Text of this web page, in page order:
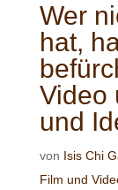
Wer
hat,
Video
und
von Isis Chi
Film und